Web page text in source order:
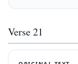
Verse21